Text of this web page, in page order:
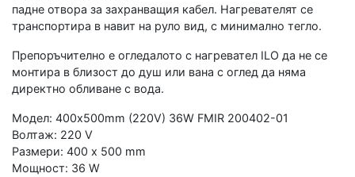
падне отвора за захранващия кабел. Нагревателят се
транспортира в навит на руло вид, с минимално тегло.
Препоръчително е огледалото с нагревател ILO да не се
монтира в близост до душ или вана с оглед да няма
директно обливане с вода.
Модел: 400x500mm (220V) 36W FMIR 200402-01
Волтаж: 220 V
Размери: 400 x 500 mm
Мощност: 36 W